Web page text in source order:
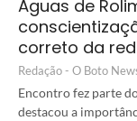
Águas de
correto da
Redação - O Boto
Encontro fez parte
destacou a